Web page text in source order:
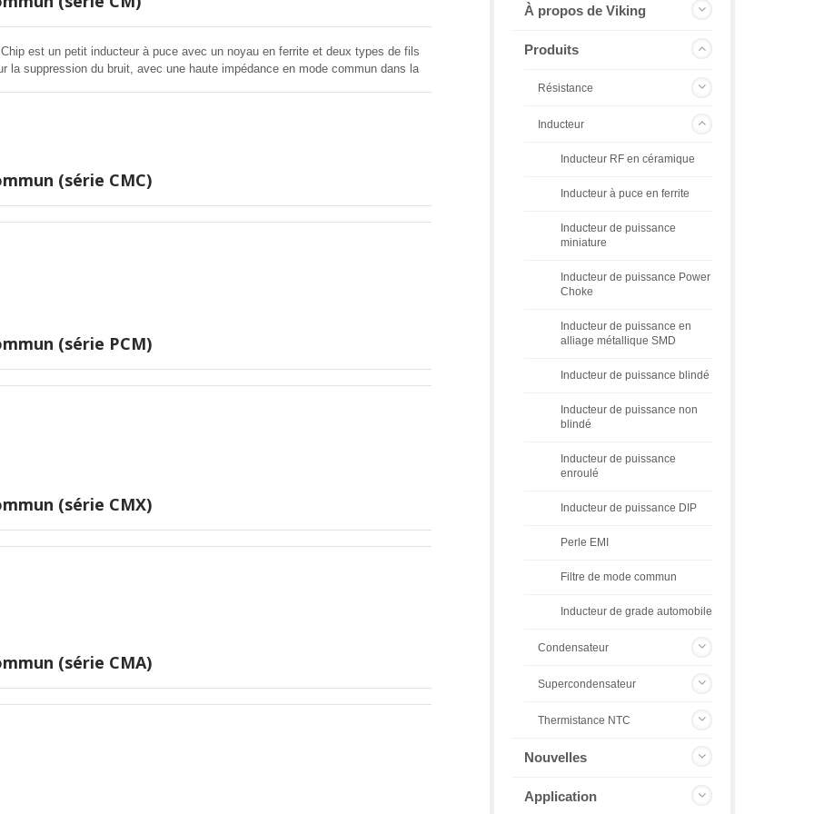
est un petit inducteur à puce avec un noyau en ferrite et deux types de fils
la suppression du bruit, avec une haute impédance en mode commun dans la
(série CMC)
(série PCM)
(série CMX)
(série CMA)
À propos de Viking
Produits
Résistance
Inducteur
Inducteur RF en céramique
Inducteur à puce en ferrite
Inducteur de puissance
miniature
Inducteur de puissance Power
Choke
Inducteur de puissance en
alliage métallique SMD
Inducteur de puissance blindé
Inducteur de puissance non
blindé
Inducteur de puissance
enroulé
Inducteur de puissance DIP
Perle EMI
Filtre de mode commun
Inducteur de grade automobile
Condensateur
Supercondensateur
Thermistance NTC
Nouvelles
Application